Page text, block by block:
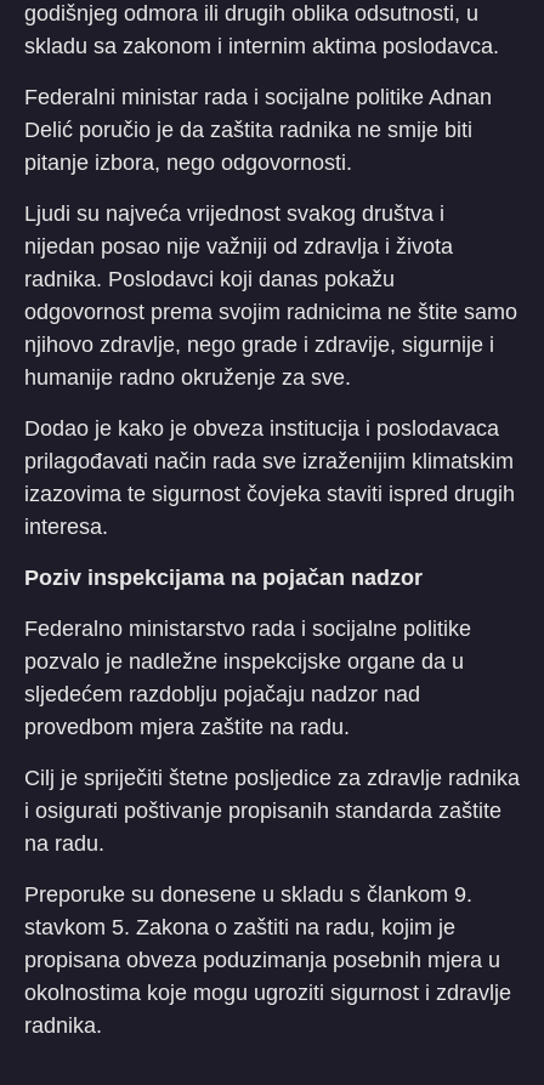
godišnjeg odmora ili drugih oblika odsutnosti, u
skladu sa zakonom i internim aktima poslodavca.
Federalni ministar rada i socijalne politike Adnan
Delić poručio je da zaštita radnika ne smije biti
pitanje izbora, nego odgovornosti.
Ljudi su najveća vrijednost svakog društva i
nijedan posao nije važniji od zdravlja i života
radnika. Poslodavci koji danas pokažu
odgovornost prema svojim radnicima ne štite samo
njihovo zdravlje, nego grade i zdravije, sigurnije i
humanije radno okruženje za sve.
Dodao je kako je obveza institucija i poslodavaca
prilagođavati način rada sve izraženijim klimatskim
izazovima te sigurnost čovjeka staviti ispred drugih
interesa.
Poziv inspekcijama na pojačan nadzor
Federalno ministarstvo rada i socijalne politike
pozvalo je nadležne inspekcijske organe da u
sljedećem razdoblju pojačaju nadzor nad
provedbom mjera zaštite na radu.
Cilj je spriječiti štetne posljedice za zdravlje radnika
i osigurati poštivanje propisanih standarda zaštite
na radu.
Preporuke su donesene u skladu s člankom 9.
stavkom 5. Zakona o zaštiti na radu, kojim je
propisana obveza poduzimanja posebnih mjera u
okolnostima koje mogu ugroziti sigurnost i zdravlje
radnika.